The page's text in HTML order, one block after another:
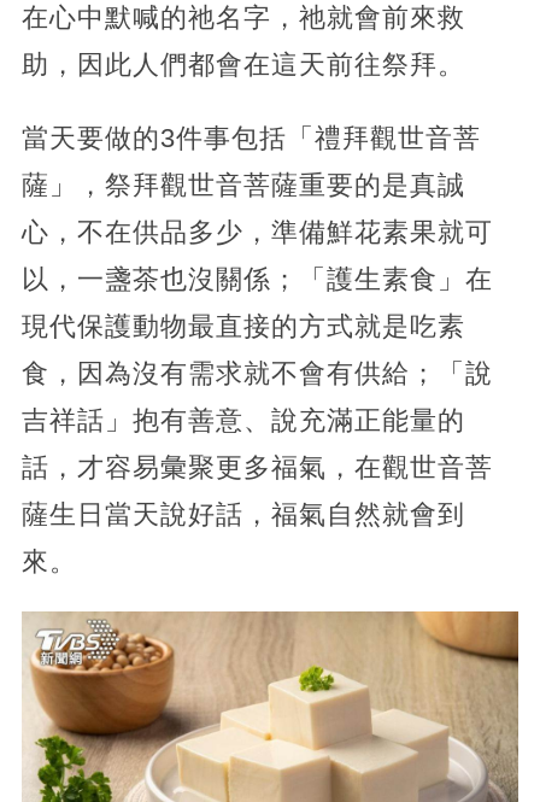
在心中默喊的祂名字，祂就會前來救
助，因此人們都會在這天前往祭拜。
當天要做的3件事包括「禮拜觀世音菩
薩」，祭拜觀世音菩薩重要的是真誠
心，不在供品多少，準備鮮花素果就可
以，一盞茶也沒關係；「護生素食」在
現代保護動物最直接的方式就是吃素
食，因為沒有需求就不會有供給；「說
吉祥話」抱有善意、說充滿正能量的
話，才容易彙聚更多福氣，在觀世音菩
薩生日當天說好話，福氣自然就會到
來。